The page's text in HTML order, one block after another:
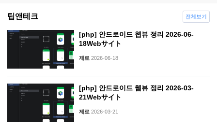
팁앤테크
[php] 안드로이드 웹뷰 정리 2026-06-
18Webサイト
제로 2026-06-18
[php] 안드로이드 웹뷰 정리 2026-03-
21Webサイト
제로 2026-03-21
전체보기